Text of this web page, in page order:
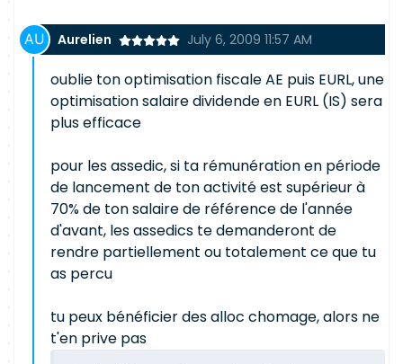
Aurelien July 6, 2009 11:57 AM
oublie ton optimisation fiscale AE puis EURL, une
optimisation salaire dividende en EURL (IS) sera
plus efficace
pour les assedic, si ta rémunération en période
de lancement de ton activité est supérieur à
70% de ton salaire de référence de l'année
d'avant, les assedics te demanderont de
rendre partiellement ou totalement ce que tu
as percu
tu peux bénéficier des alloc chomage, alors ne
t'en prive pas